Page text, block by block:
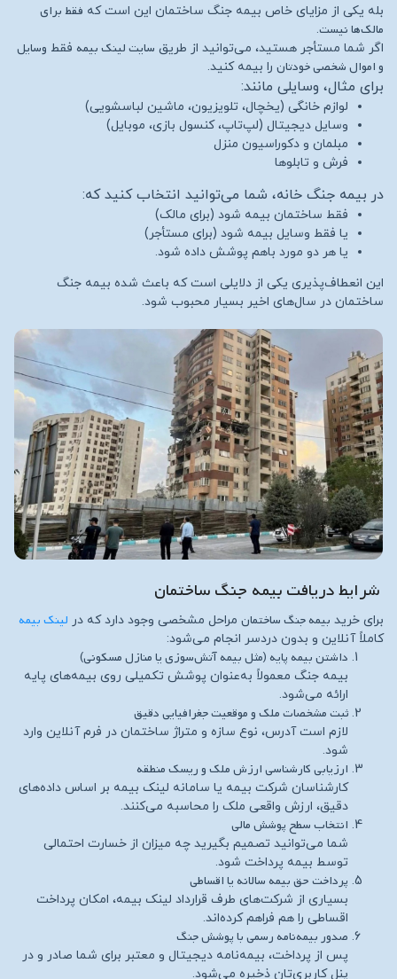
بله یکی از مزایای خاص بیمه جنگ ساختمان این است که فقط برای
مالک‌ها نیست.
اگر شما مستأجر هستید، می‌توانید از طریق سایت لینک بیمه فقط وسایل
و اموال شخصی خودتان را بیمه کنید.
برای مثال، وسایلی مانند:
لوازم خانگی (یخچال، تلویزیون، ماشین لباسشویی)
وسایل دیجیتال (لپ‌تاپ، کنسول بازی، موبایل)
مبلمان و دکوراسیون منزل
فرش و تابلوها
در بیمه جنگ خانه، شما می‌توانید انتخاب کنید که:
فقط ساختمان بیمه شود (برای مالک)
یا فقط وسایل بیمه شود (برای مستأجر)
یا هر دو مورد باهم پوشش داده شود.
این انعطاف‌پذیری یکی از دلایلی است که باعث شده بیمه جنگ
ساختمان در سال‌های اخیر بسیار محبوب شود.
شرایط دریافت بیمه جنگ ساختمان
برای خرید بیمه جنگ ساختمان مراحل مشخصی وجود دارد که در لینک بیمه
کاملاً آنلاین و بدون دردسر انجام می‌شود:
داشتن بیمه پایه (مثل بیمه آتش‌سوزی یا منازل مسکونی)
بیمه جنگ معمولاً به‌عنوان پوشش تکمیلی روی بیمه‌های پایه
ارائه می‌شود.
ثبت مشخصات ملک و موقعیت جغرافیایی دقیق
لازم است آدرس، نوع سازه و متراژ ساختمان در فرم آنلاین وارد
شود.
ارزیابی کارشناسی ارزش ملک و ریسک منطقه
کارشناسان شرکت بیمه یا سامانه لینک بیمه بر اساس داده‌های
دقیق، ارزش واقعی ملک را محاسبه می‌کنند.
انتخاب سطح پوشش مالی
شما می‌توانید تصمیم بگیرید چه میزان از خسارت احتمالی
توسط بیمه پرداخت شود.
پرداخت حق بیمه سالانه یا اقساطی
بسیاری از شرکت‌های طرف قرارداد لینک بیمه، امکان پرداخت
اقساطی را هم فراهم کرده‌اند.
صدور بیمه‌نامه رسمی با پوشش جنگ
پس از پرداخت، بیمه‌نامه دیجیتال و معتبر برای شما صادر و در
پنل کاربری‌تان ذخیره می‌شود.